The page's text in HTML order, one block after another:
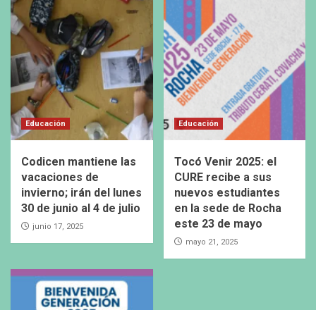
Educación
Codicen mantiene las
vacaciones de
invierno; irán del lunes
30 de junio al 4 de julio
junio 17, 2025
Educación
Tocó Venir 2025: el
CURE recibe a sus
nuevos estudiantes
en la sede de Rocha​
este 23 de mayo
mayo 21, 2025